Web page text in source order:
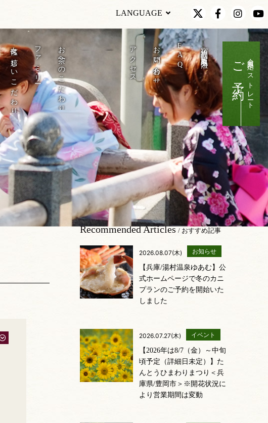
LANGUAGE
女性に嬉しいこだわり ファミリー旅行 お茶へのこだわり アクセス お問い合わせ
F
A
Q
宿泊約款・特定商取引法の表記 会員限定ベストレート
ご予約
Recommended Articles / おすすめ記事
2026.08.07(木) お知らせ
【兵庫/湯村温泉ゆあむ】公
式ホームページで冬のカニ
プランのご予約を開始いた
しました
2026.07.27(木) イベント
【2026年は8/7（金）～中旬
頃予定（詳細日未定）】た
んとうひまわりまつり＜兵
庫県/豊岡市＞※開花状況に
より営業期間は変動